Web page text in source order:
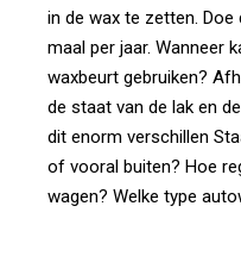
in de wax te zetten.
maal per jaar. Wanneer
waxbeurt gebruiken?
de staat van de lak en
dit enorm verschillen
of vooral buiten? Hoe
wagen? Welke type